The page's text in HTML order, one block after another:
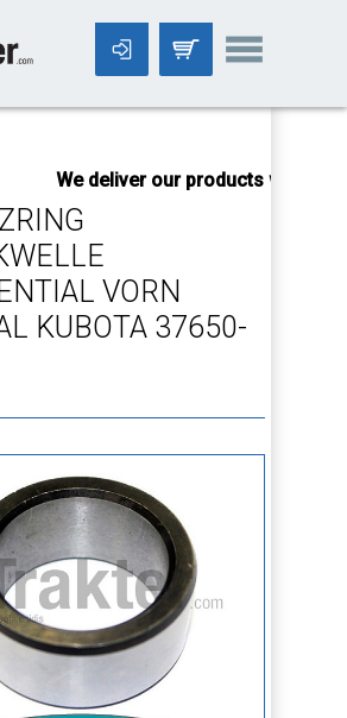
We deliver our products
VORN
KUBOTA 37650-